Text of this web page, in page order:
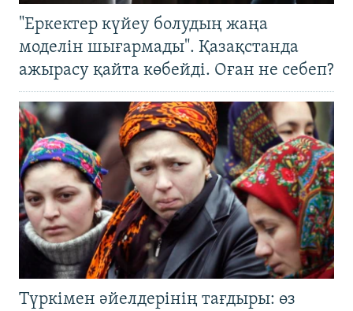
"Еркектер күйеу болудың жаңа
моделін шығармады". Қазақстанда
ажырасу қайта көбейді. Оған не себеп?
Түркімен әйелдерінің тағдыры: өз